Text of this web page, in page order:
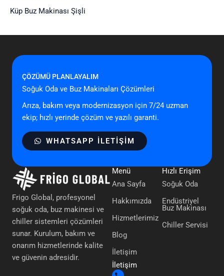
Küp Buz Makinası Şişli
ÇÖZÜMÜ PLANLAYALIM
Soğuk Oda ve Buz Makinaları Çözümleri
Arıza, bakım veya modernizasyon için 7/24 uzman
ekip; hızlı yerinde çözüm ve yazılı garanti.
WHATSAPP ILETIŞIM
Frigo Global, profesyonel
soğuk oda, buz makinesi ve
chiller sistemleri çözümleri
sunar. Kurulum, bakım ve
onarım hizmetlerinde kalite
ve güvenin adresidir.
Menü
Ana Sayfa
Hakkımızda
Hizmetlerimiz
Blog
İletişim
Hızlı Erişim
Soğuk Oda
Endüstriyel
Buz Makinası
Chiller Servisi
İletişim